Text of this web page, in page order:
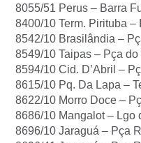
8055/51 Perus – Barra
8400/10 Term. Pirituba
8542/10 Brasilândia –
8549/10 Taipas – Pça
8594/10 Cid. D’Abril –
8615/10 Pq. Da Lapa –
8622/10 Morro Doce –
8686/10 Mangalot – Lgo
8696/10 Jaraguá – Pça